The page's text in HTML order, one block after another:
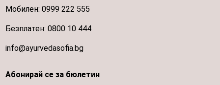
Мобилен:0999 222 555
Безплатен:0800 10 444
info@ayurvedasofia.bg
Абонирай се за бюлетин